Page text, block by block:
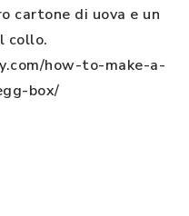
di uova e un
collo.
how-to-make-a-
box/